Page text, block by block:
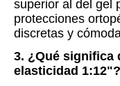
superior al del gel
protecciones
discretas y
3. ¿Qué significa
elasticidad 1:12"?